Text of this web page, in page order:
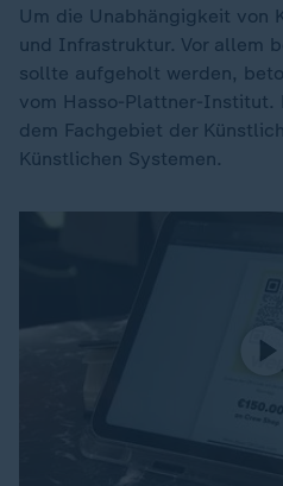
Um die Unabhängigkeit von
und Infrastruktur. Vor allem
sollte aufgeholt werden,
vom Hasso-Plattner-Institut.
dem Fachgebiet der
Künstlichen Systemen.